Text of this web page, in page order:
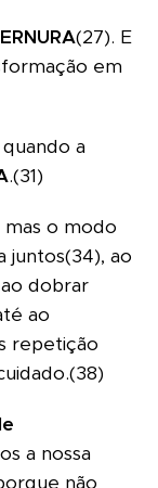
(27). E
em
a
.(31)
o modo
juntos(34), ao
dobrar
ao
repetição
a nossa
não